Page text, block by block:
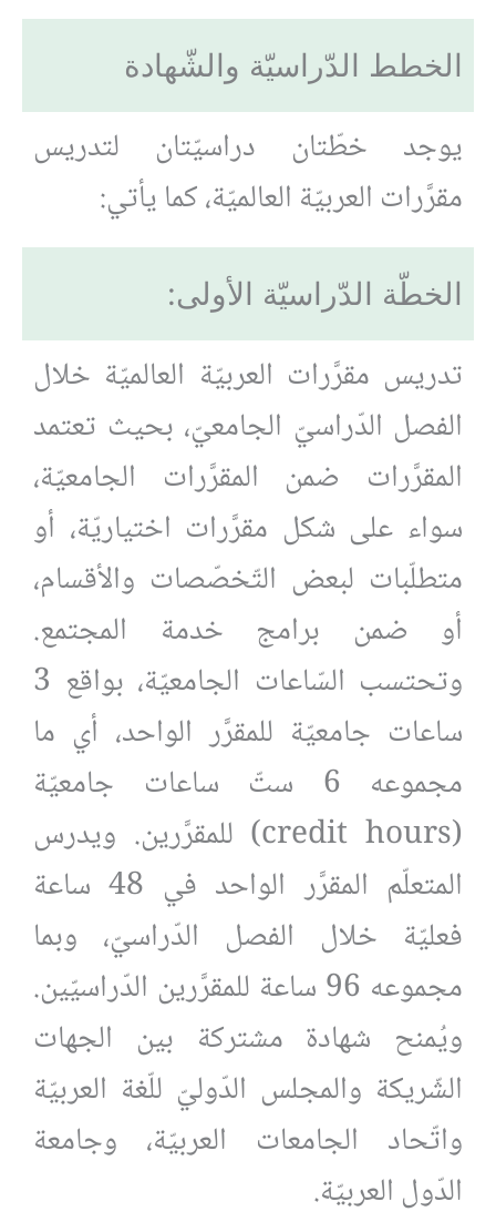
الخطط الدّراسيّة والشّهادة
يوجد خطّتان دراسيّتان لتدريس
مقرَّرات العربيّة العالميّة، كما يأتي:
الخطّة الدّراسيّة الأولى:
تدريس مقرَّرات العربيّة العالميّة خلال
الفصل الدّراسيّ الجامعيّ، بحيث تعتمد
المقرَّرات ضمن المقرَّرات الجامعيّة،
سواء على شكل مقرَّرات اختياريّة، أو
متطلّبات لبعض التّخصّصات والأقسام،
أو ضمن برامج خدمة المجتمع.
وتحتسب السّاعات الجامعيّة، بواقع 3
ساعات جامعيّة للمقرَّر الواحد، أي ما
مجموعه 6 ستّ ساعات جامعيّة
(credit hours) للمقرَّرين. ويدرس
المتعلّم المقرَّر الواحد في 48 ساعة
فعليّة خلال الفصل الدّراسيّ، وبما
مجموعه 96 ساعة للمقرَّرين الدّراسيّين.
ويُمنح شهادة مشتركة بين الجهات
الشّريكة والمجلس الدّوليّ للّغة العربيّة
واتّحاد الجامعات العربيّة، وجامعة
الدّول العربيّة.